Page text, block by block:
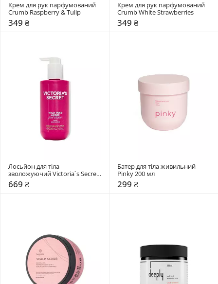
Крем для рук парфумований
Crumb Raspberry & Tulip
349 ₴
Крем для рук парфумований
Crumb White Strawberries
349 ₴
Лосьйон для тіла
зволожуючий Victoria`s Secret
296 мл
669 ₴
Батер для тіла живильний
299 ₴